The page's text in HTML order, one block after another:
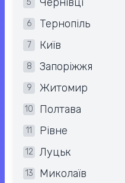
6 Тернопіль
7 Київ
8 Запоріжжя
9 Житомир
10 Полтава
11 Рівне
12 Луцьк
13 Миколаїв